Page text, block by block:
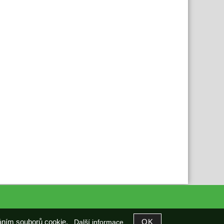
souborů cookie. Další informace